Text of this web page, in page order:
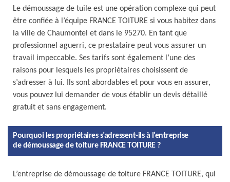
Le démoussage de tuile est une opération complexe qui peut
être confiée à l’équipe FRANCE TOITURE si vous habitez dans
la ville de Chaumontel et dans le 95270. En tant que
professionnel aguerri, ce prestataire peut vous assurer un
travail impeccable. Ses tarifs sont également l’une des
raisons pour lesquels les propriétaires choisissent de
s’adresser à lui. Ils sont abordables et pour vous en assurer,
vous pouvez lui demander de vous établir un devis détaillé
gratuit et sans engagement.
Pourquoi les propriétaires s’adressent-ils à l’entreprise
de démoussage de toiture FRANCE TOITURE ?
L’entreprise de démoussage de toiture FRANCE TOITURE, qui